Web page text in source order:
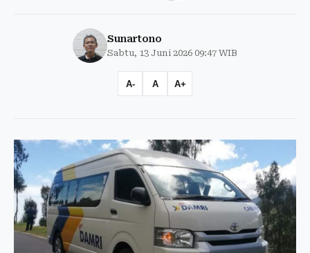
Sunartono
Sabtu, 13 Juni 2026 09:47 WIB
A- A A+